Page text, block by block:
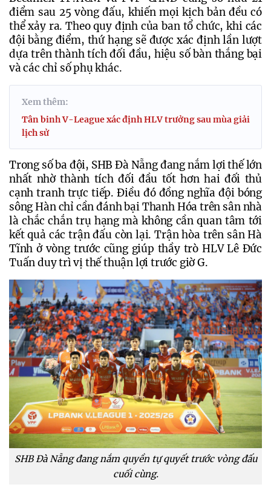
điểm sau 25 vòng đấu, khiến mọi kịch bản đều có
thể xảy ra. Theo quy định của ban tổ chức, khi các
đội bằng điểm, thứ hạng sẽ được xác định lần lượt
dựa trên thành tích đối đầu, hiệu số bàn thắng bại
và các chỉ số phụ khác.
Xem thêm:
Tân binh V-League xác định HLV trưởng sau mùa giải
lịch sử
Trong số ba đội, SHB Đà Nẵng đang nắm lợi thế lớn
nhất nhờ thành tích đối đầu tốt hơn hai đối thủ
cạnh tranh trực tiếp. Điều đó đồng nghĩa đội bóng
sông Hàn chỉ cần đánh bại Thanh Hóa trên sân nhà
là chắc chắn trụ hạng mà không cần quan tâm tới
kết quả các trận đấu còn lại. Trận hòa trên sân Hà
Tĩnh ở vòng trước cũng giúp thầy trò HLV Lê Đức
Tuấn duy trì vị thế thuận lợi trước giờ G.
SHB Đà Nẵng đang nắm quyền tự quyết trước vòng đấu
cuối cùng.